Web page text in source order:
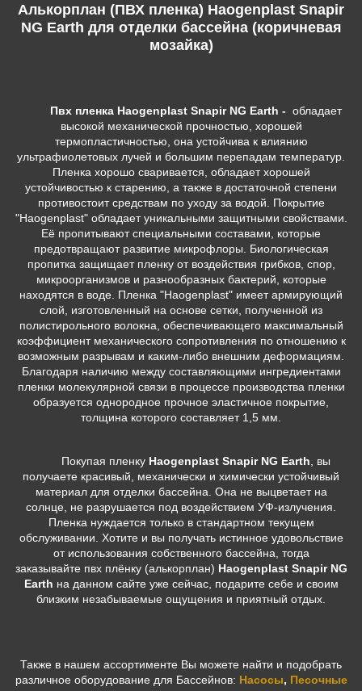
Алькорплан (ПВХ пленка) Haogenplast Snapir
NG Earth для отделки бассейна (коричневая
мозайка)
Пвх пленка Haogenplast Snapir NG Earth - обладает
высокой механической прочностью, хорошей
термопластичностью, она устойчива к влиянию
ультрафиолетовых лучей и большим перепадам температур.
Пленка хорошо сваривается, обладает хорошей
устойчивостью к старению, а также в достаточной степени
противостоит средствам по уходу за водой. Покрытие
"Haogenplast" обладает уникальными защитными свойствами.
Её пропитывают специальными составами, которые
предотвращают развитие микрофлоры. Биологическая
пропитка защищает пленку от воздействия грибков, спор,
микроорганизмов и разнообразных бактерий, которые
находятся в воде. Пленка "Haogenplast" имеет армирующий
слой, изготовленный на основе сетки, полученной из
полистирольного волокна, обеспечивающего максимальный
коэффициент механического сопротивления по отношению к
возможным разрывам и каким-либо внешним деформациям.
Благодаря наличию между составляющими ингредиентами
пленки молекулярной связи в процессе производства пленки
образуется однородное прочное эластичное покрытие,
толщина которого составляет 1,5 мм.
Покупая пленку Haogenplast Snapir NG Earth, вы
получаете красивый, механически и химически устойчивый
материал для отделки бассейна. Она не выцветает на
солнце, не разрушается под воздействием УФ-излучения.
Пленка нуждается только в стандартном текущем
обслуживании. Хотите и вы получать истинное удовольствие
от использования собственного бассейна, тогда
заказывайте пвх плёнку (алькорплан) Haogenplast Snapir NG
Earth на данном сайте уже сейчас, подарите себе и своим
близким незабываемые ощущения и приятный отдых.
Также в нашем ассортименте Вы можете найти и подобрать
различное оборудование для Бассейнов: Насосы, Песочные